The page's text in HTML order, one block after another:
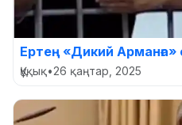
Ертең «Дикий Арманға»
Құқық•26 қаңтар, 2025